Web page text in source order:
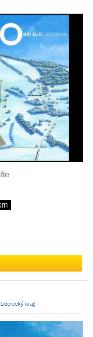
kraj)